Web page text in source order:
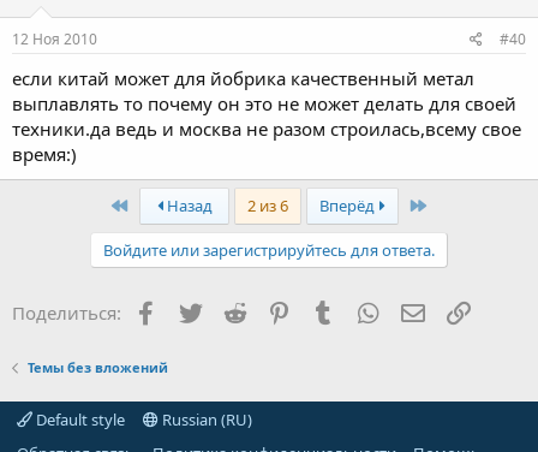
12 Ноя 2010 #40
если китай может для йобрика качественный метал
выплавлять то почему он это не может делать для своей
техники.да ведь и москва не разом строилась,всему свое
время:)
First Назад 2 из 6 Вперёд Last
Войдите или зарегистрируйтесь для ответа.
Поделиться: Facebook
TwitterReddit PinterestTumblr WhatsApp Ссылка
Темы без вложений
Default style
Russian (RU)